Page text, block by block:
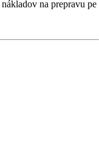
na prepravu pe